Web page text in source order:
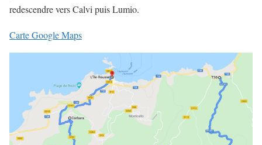
redescendre vers Calvi puis Lumio.
Carte Google Maps